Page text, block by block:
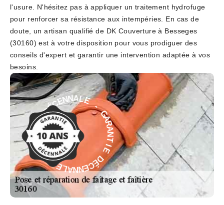
l'usure. N'hésitez pas à appliquer un traitement hydrofuge
pour renforcer sa résistance aux intempéries. En cas de
doute, un artisan qualifié de DK Couverture à Besseges
(30160) est à votre disposition pour vous prodiguer des
conseils d'expert et garantir une intervention adaptée à vos
besoins.
G
A
R
A
N
T
I
E
D
É
C
E
N
NALE - GAR
A
N
T
I
E
D
É
C
E
N
N
A
L
E
-